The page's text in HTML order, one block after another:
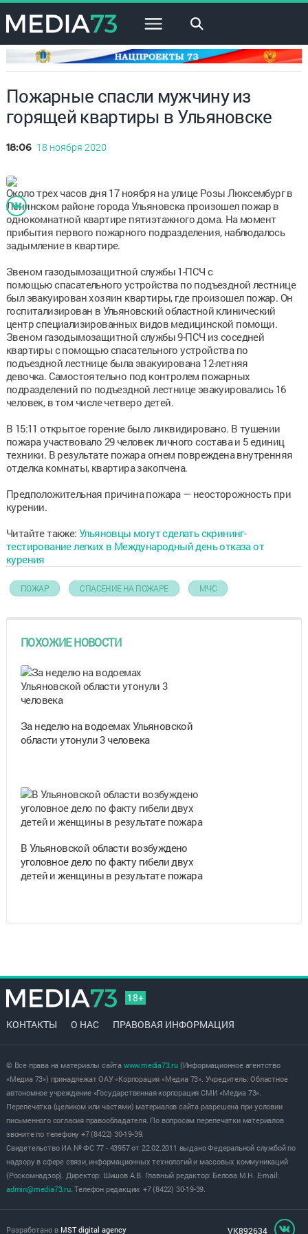
×
Пожарные спасли мужчину из
горящей квартиры в Ульяновске
18:06 18 ноября 2020
Около трех часов дня 17 ноября на улице Розы Люксембург в
Ленинском районе города Ульяновска произошел пожар в
однокомнатной квартире пятиэтажного дома. На момент
прибытия первого пожарного подразделения, наблюдалось
задымление в квартире.
Звеном газодымозащитной службы 1-ПСЧ с
помощью спасательного устройства по подъездной лестнице
был эвакуирован хозяин квартиры, где произошел пожар. Он
госпитализирован в Ульяновский областной клинический
центр специализированных видов медицинской помощи.
Звеном газодымозащитной службы 9-ПСЧ из соседней
квартиры с помощью спасательного устройства по
подъездной лестнице была эвакуирована 12-летняя
девочка. Самостоятельно под контролем пожарных
подразделений по подъездной лестнице эвакуировались 16
человек, в том числе четверо детей.
В 15:11 открытое горение было ликвидировано. В тушении
пожара участвовало 29 человек личного состава и 5 единиц
техники. В результате пожара огнем повреждена внутренняя
отделка комнаты, квартира закопчена.
Предположительная причина пожара — неосторожность при
курении.
Читайте также: Ульяновцы могут сделать скрининг-
тестирование легких в Международный день отказа от
курения
ПОЖАР СПАСЕНИЕ НА ПОЖАРЕ МЧС
ПОХОЖИЕ НОВОСТИ
За неделю на водоемах Ульяновской
области утонули 3 человека
В Ульяновской области возбуждено
уголовное дело по факту гибели двух
детей и женщины в результате пожара
18+
КОНТАКТЫ О НАС ПРАВОВАЯ ИНФОРМАЦИЯ
© Все права на материалы сайта www.media73.ru(Информационное агентство
«Медиа 73») принадлежат ОАУ «Корпорация «Медиа 73». Учредитель: Областное
автономное учреждение «Государственная корпорация СМИ «Медиа 73».
Перепечатка (целиком или частями) материалов сайта разрешена при условии
письменного согласия правообладателя. По вопросам перепечатки материалов
звоните по телефону +7 (8422) 30-19-39.
Свидетельство ИА № ФС 77 - 43957 от 22.02.2011 выдано Федеральной службой по
надзору в сфере связи, информационных технологий и массовых коммуникаций
(Роскомнадзор). Директор: Шишов А.В. Главный редактор: Белова М.Н. E-mail:
admin@media73.ru. Телефон редакции: +7 (8422) 30-19-39.
Разработано в MST digital agency VK892634